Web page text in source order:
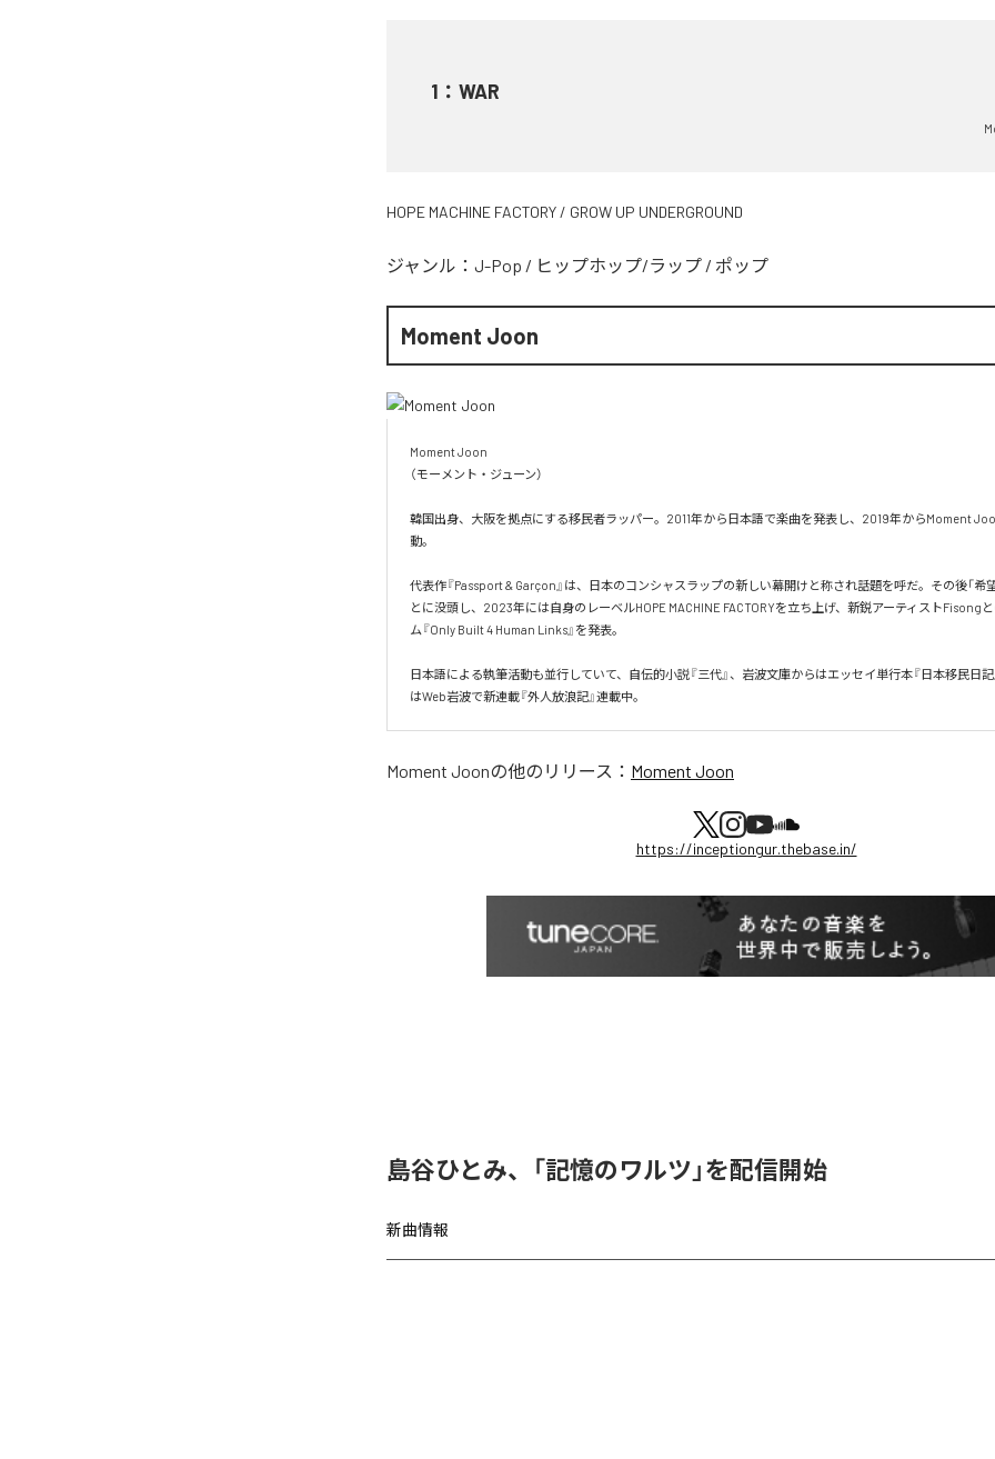
1 ： WAR
HOPE MACHINE FACTORY / GROW UP UNDERGROUND
ジャンル： J-Pop / ヒップホップ/ラップ / ポップ
Moment Joon
Moment Joon
（モーメント・ジューン）
韓国出身、大阪を拠点にする移民者ラッパー。2011年から日本語で楽曲を発表し、2019年からMoment
動。
代表作『Passport & Garçon』は、日本のコンシャスラップの新しい幕開けと称され話題を呼だ。その後「希
とに没頭し、2023年には自身のレーベルHOPE MACHINE FACTORYを立ち上げ、新鋭アーティストFisong
ム『Only Built 4 Human Links』を発表。
日本語による執筆活動も並行していて、自伝的小説『三代』、岩波文庫からはエッセイ単行本『日本移民日
はWeb岩波で新連載『外人放浪記』連載中。
Moment Joonの他のリリース： Moment Joon
https://inceptiongur.thebase.in/
島谷ひとみ、「記憶のワルツ」を配信開始
新曲情報